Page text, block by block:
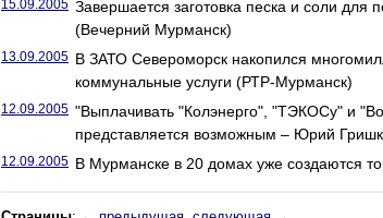
15.09.2005 Завершается заготовка песка и соли для
(Вечерний Мурманск)
13.09.2005 В ЗАТО Североморск накопился
коммунальные услуги (РТР-Мурманск)
12.09.2005 "Выплачивать "Колэнерго", "ТЭКОСу" и
представляется возможным – Юрий
12.09.2005 В Мурманске в 20 домах уже создаются